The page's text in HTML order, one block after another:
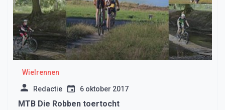
Wielrennen
Redactie 6 oktober 2017
MTB Die Robben toertocht